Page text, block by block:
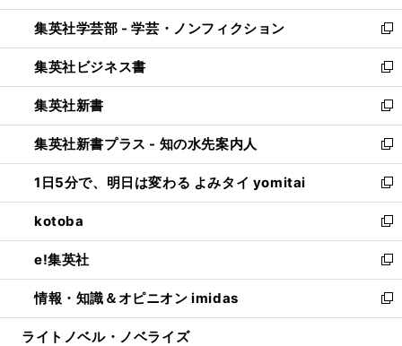
開
く
ウ
で
開
く
ン
ド
ウ
で
開
く
ウ
ィ
ン
ド
ウ
で
開
く
集英社学芸部 - 学芸・ノンフィクション
新
し
い
ウ
ィ
ン
ド
ウ
で
開
く
集英社ビジネス書
新
し
い
ウ
ィ
ン
ド
ウ
で
開
く
集英社新書
新
し
い
ウ
ィ
ン
ド
ウ
で
開
く
集英社新書プラス - 知の水先案内人
新
し
い
ウ
ィ
ン
ド
ウ
で
開
1日5分で、明日は変わる よみタイ yomitai
新
し
い
ウ
ィ
ン
ド
ウ
kotoba
新
し
い
ウ
ィ
ン
e!集英社
新
し
い
ウ
情報・知識＆オピニオン imidas
新
し
ライトノベル・ノベライズ